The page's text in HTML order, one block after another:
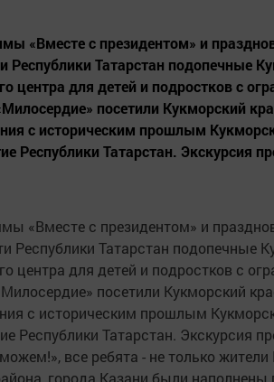
«Вместе с президентом» и
Республики Татарстан подопечные
центра для детей и подростков с
посетили Кукморский
с историческим прошлым
Республики Татарстан. Экскурсия
«Вместе с президентом» и
Республики Татарстан подопечные
центра для детей и подростков с
посетили Кукморский
с историческим прошлым
Республики Татарстан. Экскурсия
все ребята - не только жители
города Казани были наполнены